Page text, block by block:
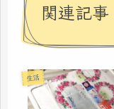
関連記事
生活